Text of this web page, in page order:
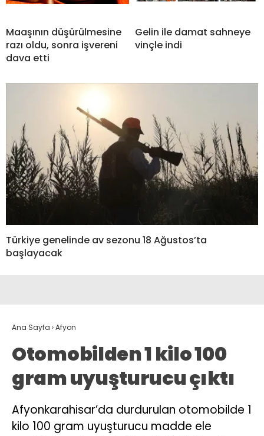
Maaşının düşürülmesine
razı oldu, sonra işvereni
dava etti
Gelin ile damat sahneye
vinçle indi
Türkiye genelinde av sezonu 18 Ağustos’ta
başlayacak
Ana Sayfa ›Afyon
Otomobilden 1 kilo 100
gram uyuşturucu çıktı
Afyonkarahisar’da durdurulan otomobilde 1
kilo 100 gram uyuşturucu madde ele